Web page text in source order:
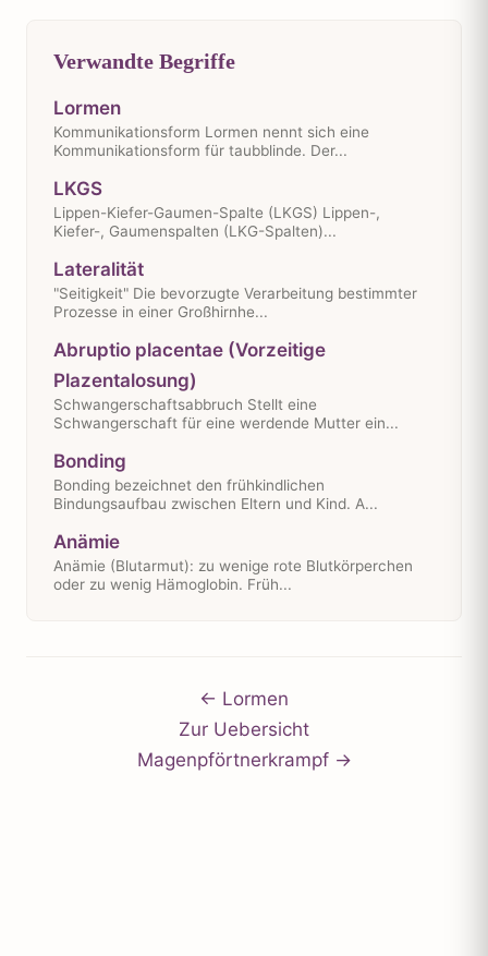
Verwandte Begriffe
Lormen
Kommunikationsform Lormen nennt sich eine
Kommunikationsform für taubblinde. Der...
LKGS
Lippen-Kiefer-Gaumen-Spalte (LKGS) Lippen-,
Kiefer-, Gaumenspalten (LKG-Spalten)...
Lateralität
"Seitigkeit" Die bevorzugte Verarbeitung bestimmter
Prozesse in einer Großhirnhe...
Abruptio placentae (Vorzeitige
Plazentalosung)
Schwangerschaftsabbruch Stellt eine
Schwangerschaft für eine werdende Mutter ein...
Bonding
Bonding bezeichnet den frühkindlichen
Bindungsaufbau zwischen Eltern und Kind. A...
Anämie
Anämie (Blutarmut): zu wenige rote Blutkörperchen
oder zu wenig Hämoglobin. Früh...
← Lormen
Zur Uebersicht
Magenpförtnerkrampf →